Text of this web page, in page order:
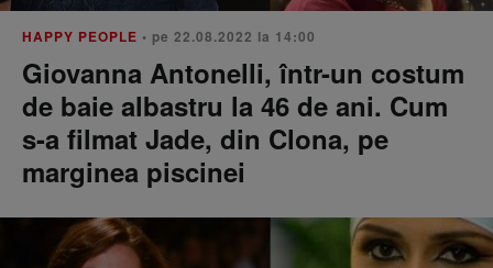
HAPPY PEOPLE • pe 22.08.2022 la 14:00
Giovanna Antonelli, într-un costum
de baie albastru la 46 de ani. Cum
s-a filmat Jade, din Clona, pe
marginea piscinei